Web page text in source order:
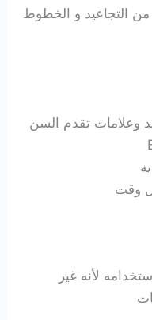
التجاعيد و الخطوط
وعلامات تقدم السن
وقت
لأنه غير